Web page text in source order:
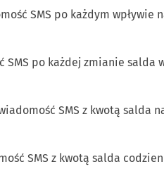
SMS po każdym
SMS po każdej zmianie
SMS z kwotą salda
SMS z kwotą salda